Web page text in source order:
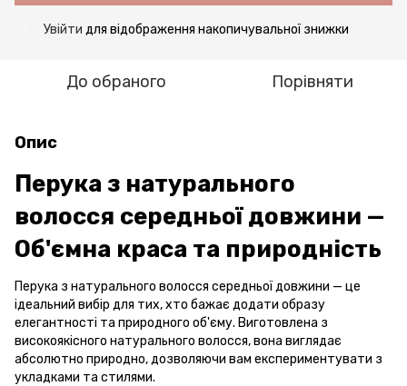
Увійти для відображення накопичувальної знижки
До обраного Порівняти
Опис
Перука з натурального
волосся середньої довжини —
Об'ємна краса та природність
Перука з натурального волосся середньої довжини — це
ідеальний вибір для тих, хто бажає додати образу
елегантності та природного об'єму. Виготовлена з
високоякісного натурального волосся, вона виглядає
абсолютно природно, дозволяючи вам експериментувати з
укладками та стилями.